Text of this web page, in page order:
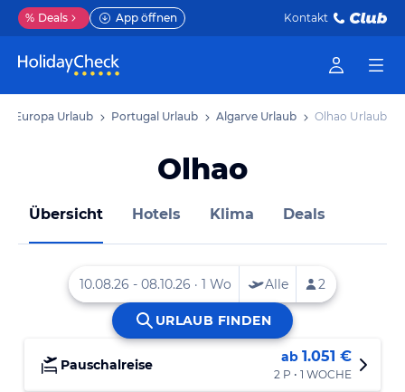
% Deals App öffnen Kontakt
Europa Urlaub Portugal Urlaub Algarve Urlaub Olhao Urlaub
Olhao
Übersicht Hotels Klima Deals
Pauschalreise ab 1.051 €
2 P • 1 WOCHE